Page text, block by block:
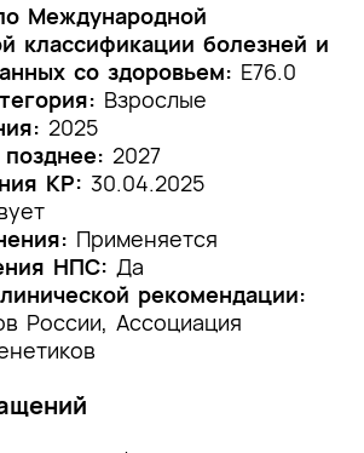
по заболеванию или
заболеваний или
заболевания или состояния
или состояний)
патогенез заболевания или
заболеваний или
заболевания или состояния
или состояний)
заболеваний или
Международной
классификации болезней и
со здоровьем: E76.0
Взрослые
2025
2027
КР: 30.04.2025
Применяется
НПС: Да
рекомендации:
России, Ассоциация